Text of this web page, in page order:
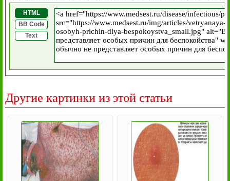
HTML
BB Code
Text
Другие картинки из этой статьи